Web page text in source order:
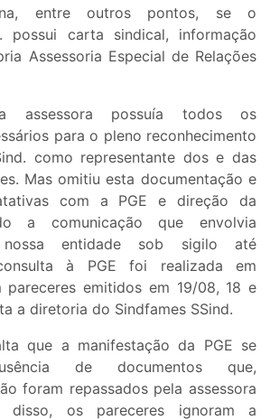
entre outros pontos, se o
possui carta sindical, informação
Assessoria Especial de Relações
assessora possuía todos os
para o pleno reconhecimento
como representante dos e das
Mas omitiu esta documentação e
com a PGE e direção da
a comunicação que envolvia
entidade sob sigilo até
à PGE foi realizada em
emitidos em 19/08, 18 e
a diretoria do Sindfames SSind.
que a manifestação da PGE se
de documentos que,
foram repassados pela assessora
disso, os pareceres ignoram a